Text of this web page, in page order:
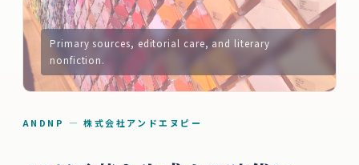
ANDNP — 株式会社アンドエヌピー
Primary sources, editorial care, and literary
nonfiction.